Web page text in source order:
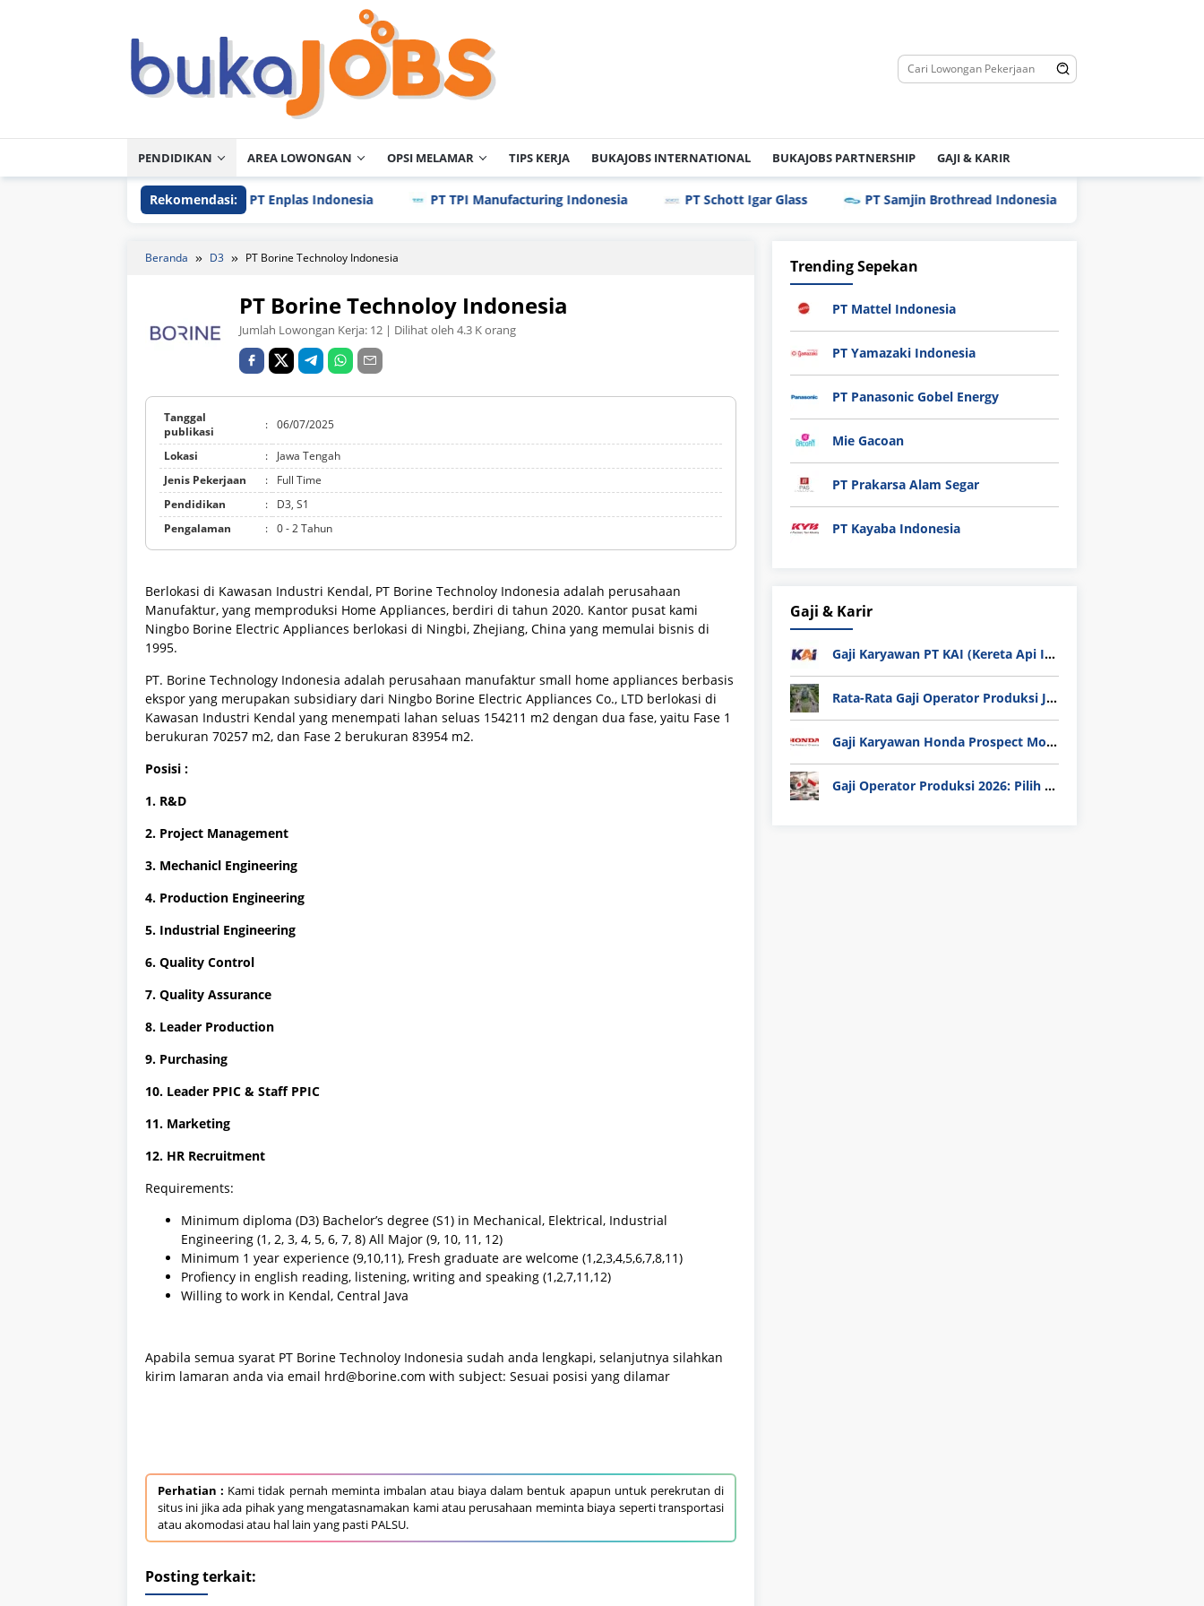
PENDIDIKAN AREA LOWONGAN OPSI MELAMAR TIPS KERJA BUKAJOBS INTERNATIONAL BUKAJOBS PARTNERSHIP GAJI & KARIR
Rekomendasi:PT Enplas Indonesia PT TPI Manufacturing Indonesia PT Schott Igar Glass PT Samjin Brothread Indonesia
Beranda D3 PT Borine Technoloy Indonesia
PT Borine Technoloy Indonesia
Jumlah Lowongan Kerja: 12 | Dilihat oleh 4.3 K orang
Tanggal
publikasi
: 06/07/2025
Lokasi :
Jawa Tengah
Jenis Pekerjaan
:
Full Time
Pendidikan
:
D3, S1
Pengalaman
: 0 - 2 Tahun
Berlokasi di Kawasan Industri Kendal, PT Borine Technoloy Indonesia adalah perusahaan
Manufaktur, yang memproduksi Home Appliances, berdiri di tahun 2020. Kantor pusat kami
Ningbo Borine Electric Appliances berlokasi di Ningbi, Zhejiang, China yang memulai bisnis di
1995.
PT. Borine Technology Indonesia adalah perusahaan manufaktur small home appliances berbasis
ekspor yang merupakan subsidiary dari Ningbo Borine Electric Appliances Co., LTD berlokasi di
Kawasan Industri Kendal yang menempati lahan seluas 154211 m2 dengan dua fase, yaitu Fase 1
berukuran 70257 m2, dan Fase 2 berukuran 83954 m2.
Posisi :
1. R&D
2. Project Management
3. Mechanicl Engineering
4. Production Engineering
5. Industrial Engineering
6. Quality Control
7. Quality Assurance
8. Leader Production
9. Purchasing
10. Leader PPIC & Staff PPIC
11. Marketing
12. HR Recruitment
Requirements:
Minimum diploma (D3) Bachelor’s degree (S1) in Mechanical, Elektrical, Industrial
Engineering (1, 2, 3, 4, 5, 6, 7, 8) All Major (9, 10, 11, 12)
Minimum 1 year experience (9,10,11), Fresh graduate are welcome (1,2,3,4,5,6,7,8,11)
Profiency in english reading, listening, writing and speaking (1,2,7,11,12)
Willing to work in Kendal, Central Java
Apabila semua syarat PT Borine Technoloy Indonesia sudah anda lengkapi, selanjutnya silahkan
kirim lamaran anda via email hrd@borine.com with subject: Sesuai posisi yang dilamar
Perhatian : Kami tidak pernah meminta imbalan atau biaya dalam bentuk apapun untuk perekrutan di
situs ini jika ada pihak yang mengatasnamakan kami atau perusahaan meminta biaya seperti transportasi
atau akomodasi atau hal lain yang pasti PALSU.
Posting terkait:
Trending Sepekan
PT Mattel Indonesia
PT Yamazaki Indonesia
PT Panasonic Gobel Energy
Mie Gacoan
PT Prakarsa Alam Segar
PT Kayaba Indonesia
Gaji & Karir
Gaji Karyawan PT KAI (Kereta Api Indonesia) Update 2025
Rata-Rata Gaji Operator Produksi Jabodetabek 2025: Bedah Tuntas UMK, Lemburan, dan Realita Hidup Buruh
Gaji Karyawan Honda Prospect Motor Semua Divisi
Gaji Operator Produksi 2026: Pilih PT Astra Honda Motor (AHM) atau Manufaktur di Jepang?